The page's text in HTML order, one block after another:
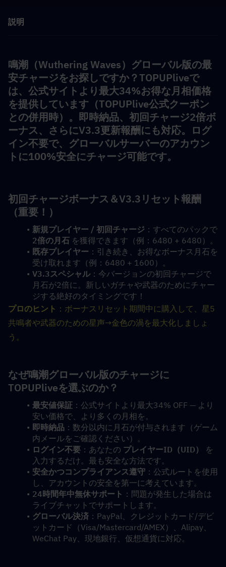
説明
鳴潮（Wuthering Waves）グローバル版の最
安チャージをお探しですか？TOPUPliveで
は、公式サイトより最大34%お得な月相価格
を提供しています（TOPUPlive公式クーポン
との併用時）。即時納品、初回チャージ2倍ボ
ーナス、さらにV3.3更新報酬にも対応。ログ
イン不要で、グローバルサーバーのアカウン
トに100%安全にチャージ可能です。
初回チャージボーナス＆V3.3リセット報酬
（重要！）
新規プレイヤー / 初回チャージ
：すべてのパックで
2倍の月石 を獲得できます（例：6480 + 6480）。
既存プレイヤー ：引き続き、お得なボーナス月石を
受け取れます（例：6480 + 1600）。
V3.3スペシャル：今バージョンの初回チャージで
月石が2倍に。新しいガチャや武器のためにチャー
ジする絶好のタイミングです！
プロのヒント ：ボーナスリセット期間中に購入して、星5
共鳴者や武器のための星声→金色の渦を最大化しましょ
う。
なぜ鳴潮グローバル版のチャージに
TOPUPliveを選ぶのか？
最安値保証：公式サイトより最大34% OFF — より
安い価格で、より多くの月相を。
即時納品：数分以内に月石が付与されます（ゲーム
内メールをご確認ください）。
ログイン不要：あなたの プレイヤーID（UID）
を
入力するだけ。最も安全な方法です。
安全かつコンプライアンス遵守：公式ルートを使用
し、アカウントの安全を第一に考えています。
24時間年中無休サポート ：問題が発生した場合は
ライブチャットでサポートします。
グローバル決済：PayPal、クレジットカード/デビ
ットカード（Visa/Mastercard/AMEX）、Alipay、
WeChat Pay、現地銀行、仮想通貨に対応。